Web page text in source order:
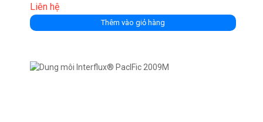
Liên hệ
Thêm vào giỏ hàng